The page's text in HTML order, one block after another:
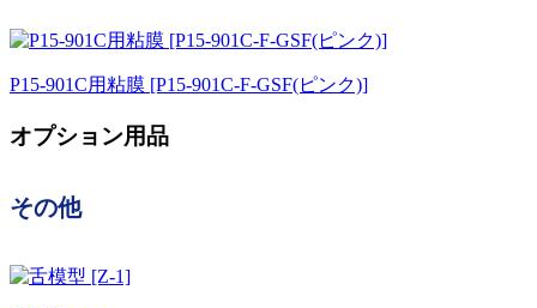
P15-901C用粘膜 [P15-901C-F-GSF(ピンク)]
オプション用品
その他